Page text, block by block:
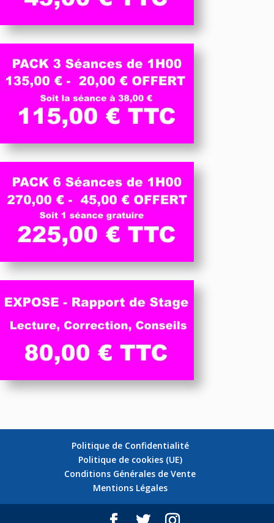
Politique de Confidentialité
Politique de cookies (UE)
Conditions Générales de Vente
Mentions Légales